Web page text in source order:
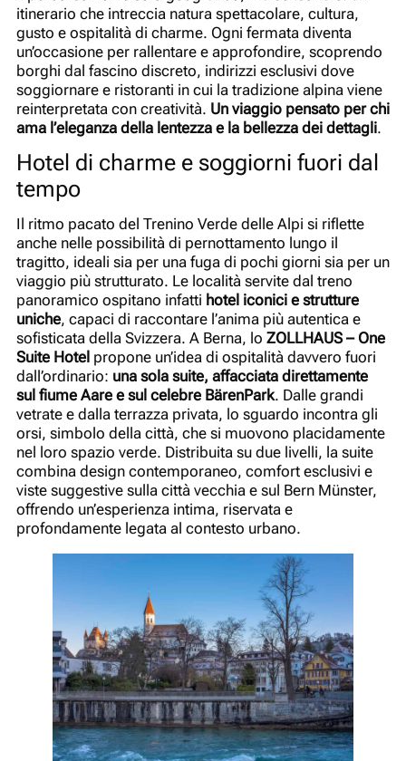
itinerario che intreccia natura spettacolare, cultura,
gusto e ospitalità di charme. Ogni fermata diventa
un’occasione per rallentare e approfondire, scoprendo
borghi dal fascino discreto, indirizzi esclusivi dove
soggiornare e ristoranti in cui la tradizione alpina viene
reinterpretata con creatività. Un viaggio pensato per chi
ama l’eleganza della lentezza e la bellezza dei dettagli.
Hotel di charme e soggiorni fuori dal
tempo
Il ritmo pacato del Trenino Verde delle Alpi si riflette
anche nelle possibilità di pernottamento lungo il
tragitto, ideali sia per una fuga di pochi giorni sia per un
viaggio più strutturato. Le località servite dal treno
panoramico ospitano infatti hotel iconici e strutture
uniche, capaci di raccontare l’anima più autentica e
sofisticata della Svizzera. A Berna, lo ZOLLHAUS – One
Suite Hotel propone un’idea di ospitalità davvero fuori
dall’ordinario: una sola suite, affacciata direttamente
sul fiume Aare e sul celebre BärenPark. Dalle grandi
vetrate e dalla terrazza privata, lo sguardo incontra gli
orsi, simbolo della città, che si muovono placidamente
nel loro spazio verde. Distribuita su due livelli, la suite
combina design contemporaneo, comfort esclusivi e
viste suggestive sulla città vecchia e sul Bern Münster,
offrendo un’esperienza intima, riservata e
profondamente legata al contesto urbano.